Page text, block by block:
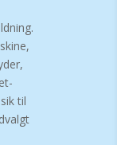
til